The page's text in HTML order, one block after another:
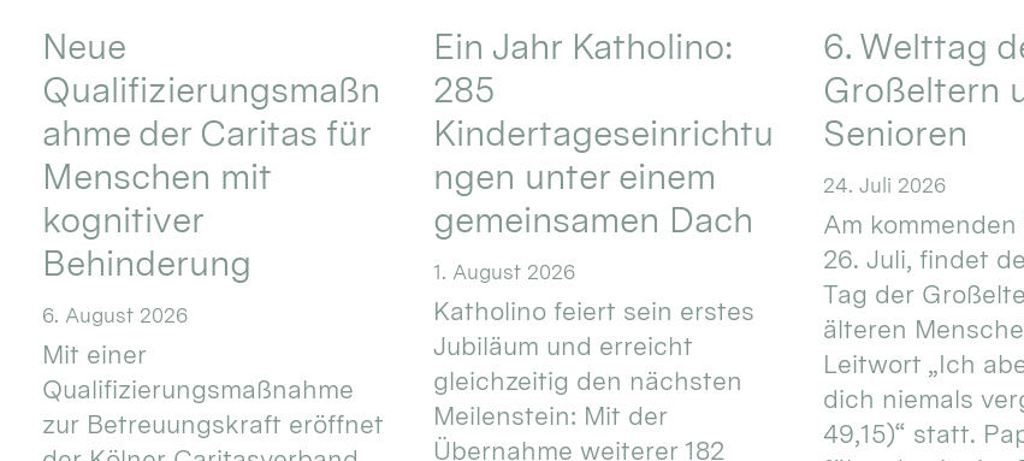
Neue
Qualifizierungsmaßn
ahme der Caritas für
Menschen mit
kognitiver
Behinderung
6. August 2026
Mit einer
Qualifizierungsmaßnahme
zur Betreuungskraft eröffnet
Ein Jahr Katholino:
285
Kindertageseinrichtu
ngen unter einem
gemeinsamen Dach
1. August 2026
Katholino feiert sein erstes
Jubiläum und erreicht
gleichzeitig den nächsten
Meilenstein: Mit der
Übernahme weiterer 182
6. Welttag
Großeltern
Senioren
24. Juli 2026
Am
26. Juli, findet
Tag der
älteren
Leitwort „Ich
dich niemals
49,15)“ statt.